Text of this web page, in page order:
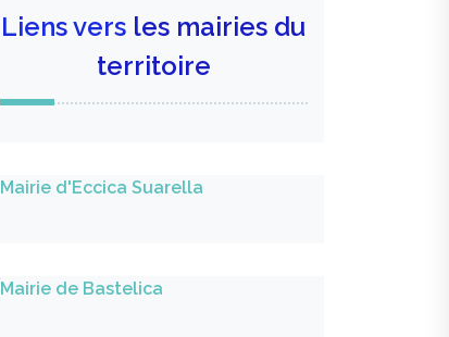
Liens vers les mairies du
territoire
Mairie d'Eccica Suarella
Mairie de Bastelica